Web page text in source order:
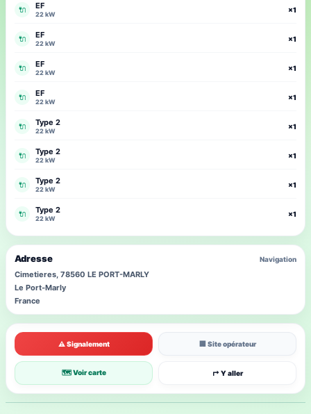
⚠ Signalement 🏢 Site opérateur
🗺 Voir carte ↱ Y aller
🔌 EF
22 kW
×1
🔌 EF
22 kW
×1
🔌 EF
22 kW
×1
🔌 EF
22 kW
×1
🔌 Type 2
22 kW
×1
🔌 Type 2
22 kW
×1
🔌 Type 2
22 kW
×1
🔌 Type 2
22 kW
×1
Adresse Navigation
Cimetieres, 78560 LE PORT-MARLY
Le Port-Marly
France